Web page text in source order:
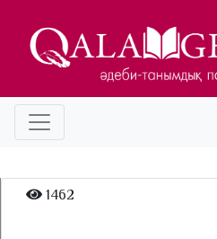
1462